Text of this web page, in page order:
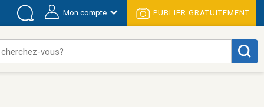
Mon compte PUBLIER GRATUITEMENT
cherchez-vous?